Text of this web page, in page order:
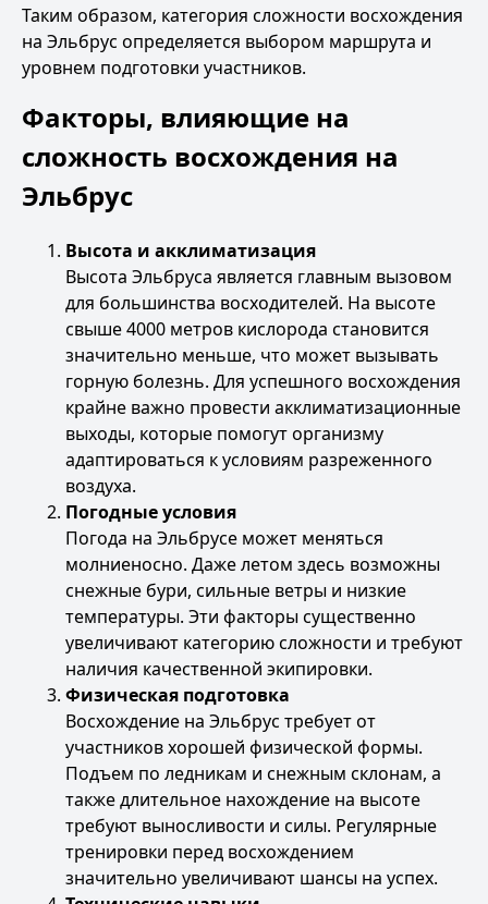
Таким образом, категория сложности восхождения
на Эльбрус определяется выбором маршрута и
уровнем подготовки участников.
Факторы, влияющие на
сложность восхождения на
Эльбрус
Высота и акклиматизация
Высота Эльбруса является главным вызовом
для большинства восходителей. На высоте
свыше 4000 метров кислорода становится
значительно меньше, что может вызывать
горную болезнь. Для успешного восхождения
крайне важно провести акклиматизационные
выходы, которые помогут организму
адаптироваться к условиям разреженного
воздуха.
Погодные условия
Погода на Эльбрусе может меняться
молниеносно. Даже летом здесь возможны
снежные бури, сильные ветры и низкие
температуры. Эти факторы существенно
увеличивают категорию сложности и требуют
наличия качественной экипировки.
Физическая подготовка
Восхождение на Эльбрус требует от
участников хорошей физической формы.
Подъем по ледникам и снежным склонам, а
также длительное нахождение на высоте
требуют выносливости и силы. Регулярные
тренировки перед восхождением
значительно увеличивают шансы на успех.